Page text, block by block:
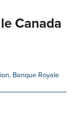
Canada
Banque Royale